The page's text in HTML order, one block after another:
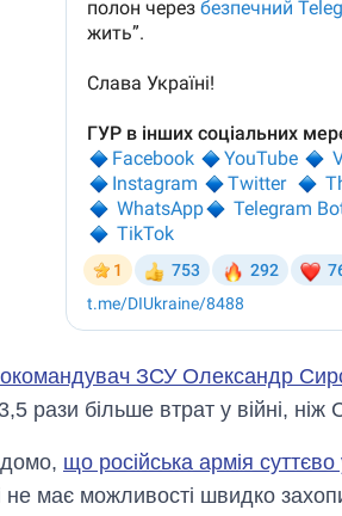
ЗСУ Олександр
рази більше втрат у війні, ніж
що російська армія
не має можливості швидко